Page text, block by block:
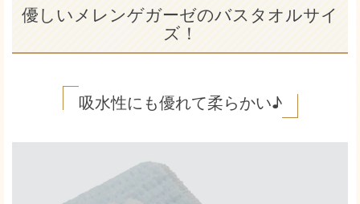
優しいメレンゲガーゼのバスタオルサイ
ズ！
吸水性にも優れて柔らかい♪